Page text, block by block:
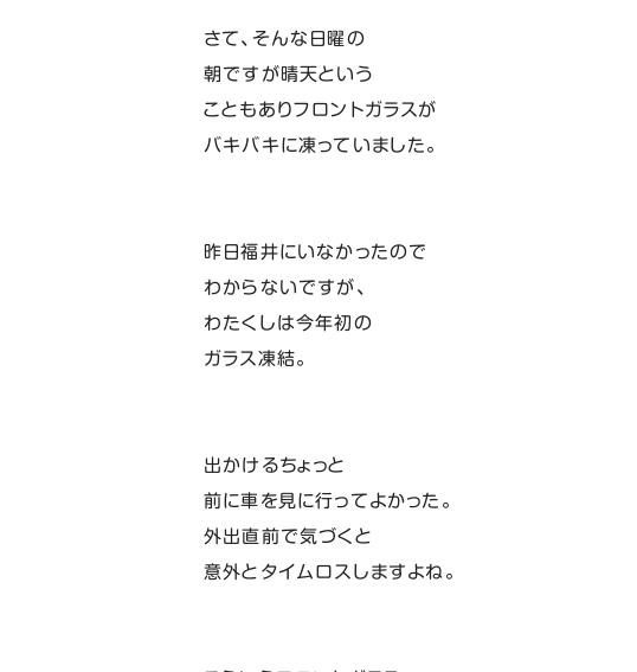
さて、そんな日曜の
朝ですが晴天という
こともありフロントガラスが
バキバキに凍っていました。
昨日福井にいなかったので
わからないですが、
わたくしは今年初の
ガラス凍結。
出かけるちょっと
前に車を見に行ってよかった。
外出直前で気づくと
意外とタイムロスしますよね。